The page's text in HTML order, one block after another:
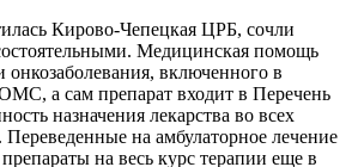
Кирово-Чепецкая ЦРБ, сочли
Медицинская помощь
онкозаболевания, включенного в
а сам препарат входит в Перечень
назначения лекарства во всех
Переведенные на амбулаторное лечение
на весь курс терапии еще в